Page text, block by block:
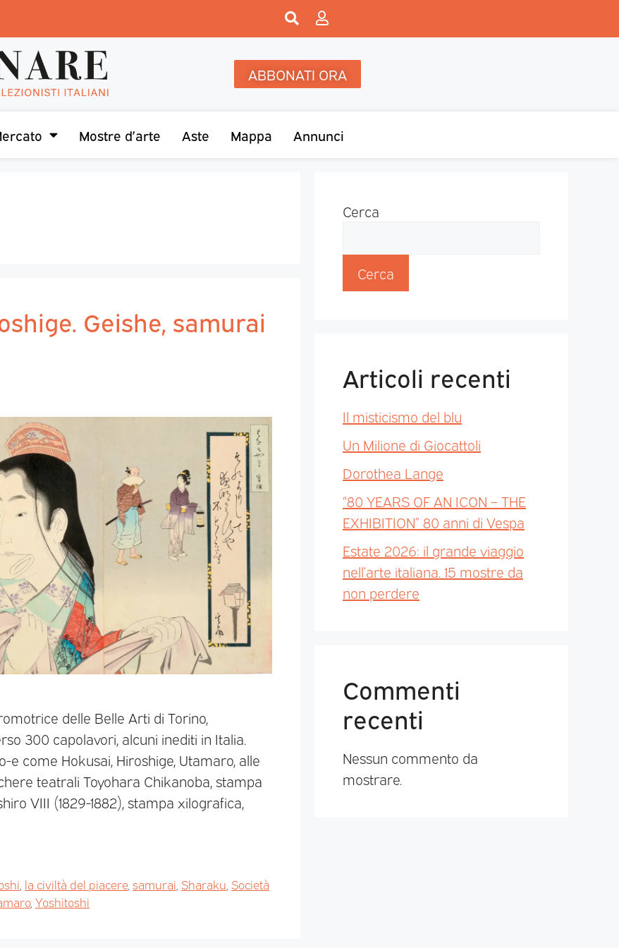
ABBONATI ORA
Mostre d’arte Aste Mappa Annunci
Geishe, samurai
delle Belle Arti di Torino,
300 capolavori, alcuni inediti in Italia.
e come Hokusai, Hiroshige, Utamaro, alle
teatrali Toyohara Chikanoba, stampa
VIII (1829-1882), stampa xilografica,
la civiltà del piacere,samurai ,Sharaku ,Società
, Yoshitoshi
Cerca
Cerca
Articoli recenti
Il misticismo del blu
Un Milione di Giocattoli
Dorothea Lange
“80 YEARS OF AN ICON – THE
EXHIBITION” 80 anni di Vespa
Estate 2026: il grande viaggio
nell’arte italiana. 15 mostre da
non perdere
Commenti
recenti
Nessun commento da
mostrare.